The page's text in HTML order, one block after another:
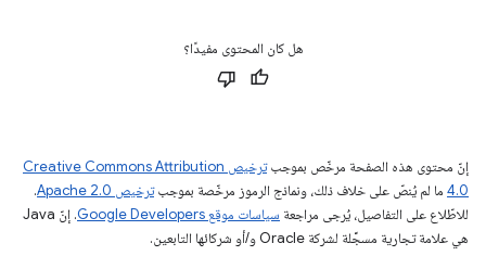
هل كان المحتوى مفيدًا؟
إنّ محتوى هذه الصفحة مرخّص بموجب
ترخيص Creative Commons Attribution
4.0‏ ما لم يُنصّ على خلاف ذلك، ونماذج الرموز مرخّصة بموجبترخيص Apache 2.0‏
.
للاطّلاع على التفاصيل، يُرجى مراجعة سياسات موقع Google Developers‏
. إنّ Java
هي علامة تجارية مسجَّلة لشركة Oracle و/أو شركائها التابعين.